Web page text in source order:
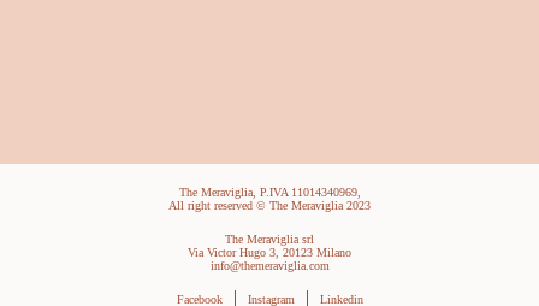
The Meraviglia, P.IVA 11014340969,
All right reserved © The Meraviglia 2023
The Meraviglia srl
Via Victor Hugo 3, 20123 Milano
info@themeraviglia.com
Facebook Instagram Linkedin